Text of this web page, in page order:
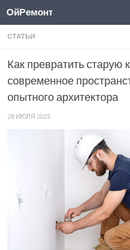
Перейти к содержимому
ОйРемонт
СТАТЬИ
Как превратить старую
современное
опытного архитектора
28 ИЮЛЯ 2025